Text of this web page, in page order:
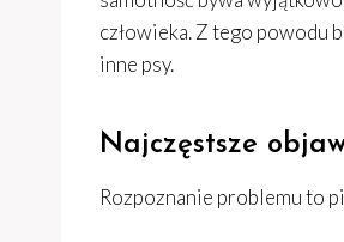
człowieka. Z tego powodu
inne psy.
Najczęstsze
Rozpoznanie problemu to